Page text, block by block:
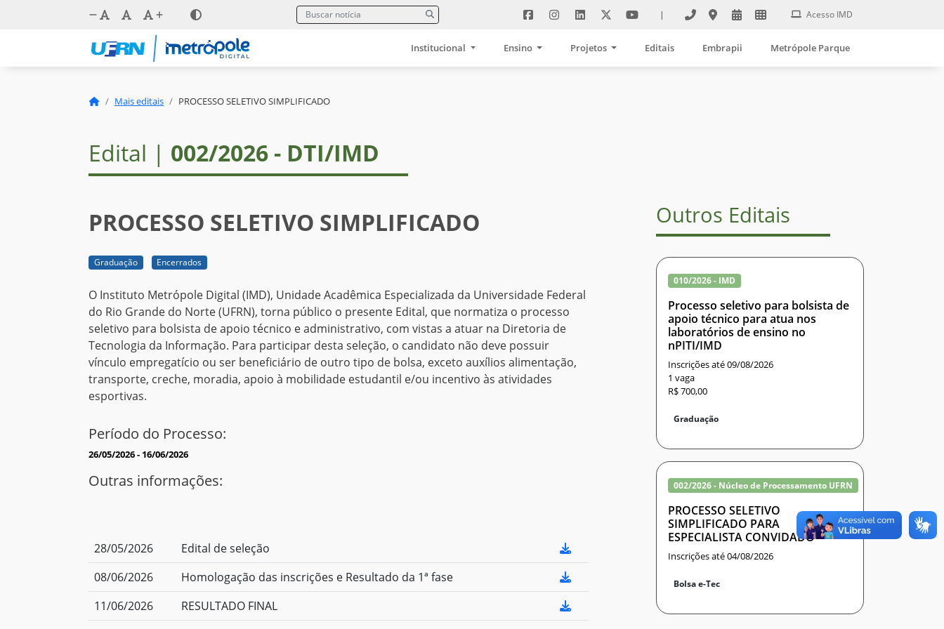
| Acesso IMD
Institucional Ensino Projetos Editais Embrapii Metrópole Parque
Mais editais PROCESSO SELETIVO SIMPLIFICADO
Edital | 002/2026 - DTI/IMD
PROCESSO SELETIVO SIMPLIFICADO
Graduação Encerrados
O Instituto Metrópole Digital (IMD), Unidade Acadêmica Especializada da Universidade Federal
do Rio Grande do Norte (UFRN), torna público o presente Edital, que normatiza o processo
seletivo para bolsista de apoio técnico e administrativo, com vistas a atuar na Diretoria de
Tecnologia da Informação. Para participar desta seleção, o candidato não deve possuir
vínculo empregatício ou ser beneficiário de outro tipo de bolsa, exceto auxílios alimentação,
transporte, creche, moradia, apoio à mobilidade estudantil e/ou incentivo às atividades
esportivas.
Período do Processo:
26/05/2026 - 16/06/2026
Outras informações:
28/05/2026
Edital de seleção
08/06/2026
Homologação das inscrições e Resultado da 1ª fase
11/06/2026
RESULTADO FINAL
Outros Editais
010/2026 - IMD
Processo seletivo para bolsista de
apoio técnico para atua nos
laboratórios de ensino no
nPITI/IMD
Inscrições até 09/08/2026
1 vaga
R$ 700,00
Graduação
002/2026 - Núcleo de Processamento UFRN
PROCESSO SELETIVO
SIMPLIFICADO PARA
ESPECIALISTA CONVIDADO
Inscrições até 04/08/2026
Bolsa e-Tec